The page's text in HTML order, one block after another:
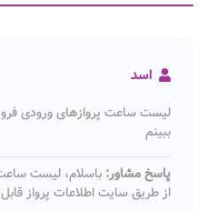
اسد
لیست ساعت پروازهای ورودی
ببینم
پاسخ مشاور: باسلام، لیست
از طریق سایت اطلاعات پرواز